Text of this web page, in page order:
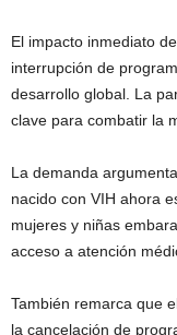
El impacto inmediato
interrupción de
desarrollo global. La
clave para combatir la
La demanda
nacido con VIH ahora
mujeres y niñas
acceso a atención
También remarca que
la cancelación de